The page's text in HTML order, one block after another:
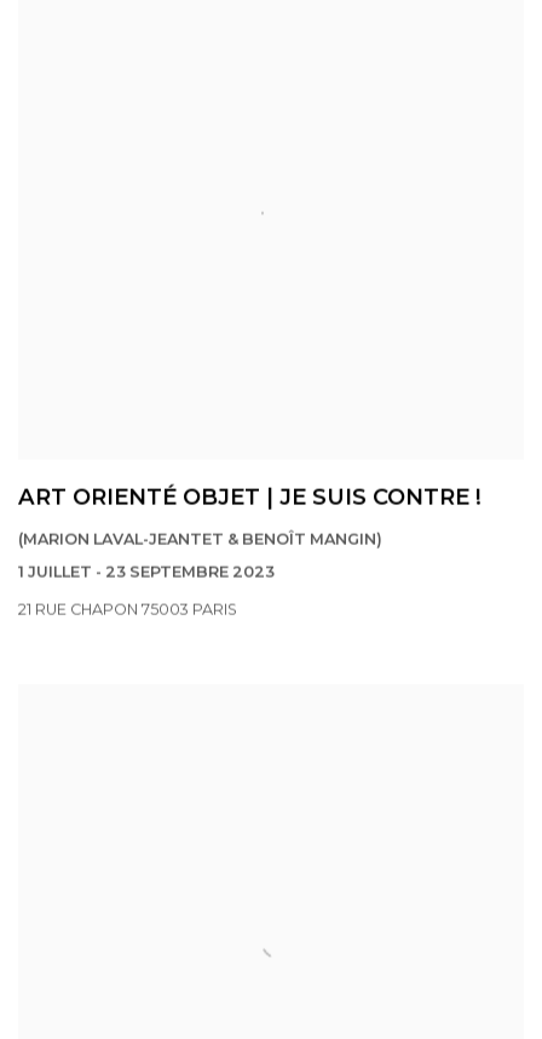
ART ORIENTÉ OBJET | JE SUIS CONTRE !
(MARION LAVAL-JEANTET & BENOÎT MANGIN)
1 JUILLET - 23 SEPTEMBRE 2023
21 RUE CHAPON 75003 PARIS